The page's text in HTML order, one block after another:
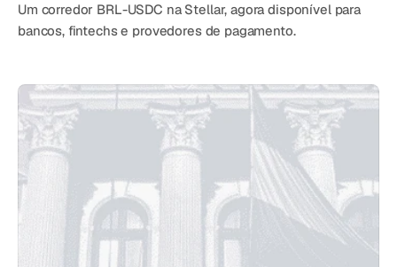
Um corredor BRL-USDC na Stellar, agora disponível para
bancos, fintechs e provedores de pagamento.